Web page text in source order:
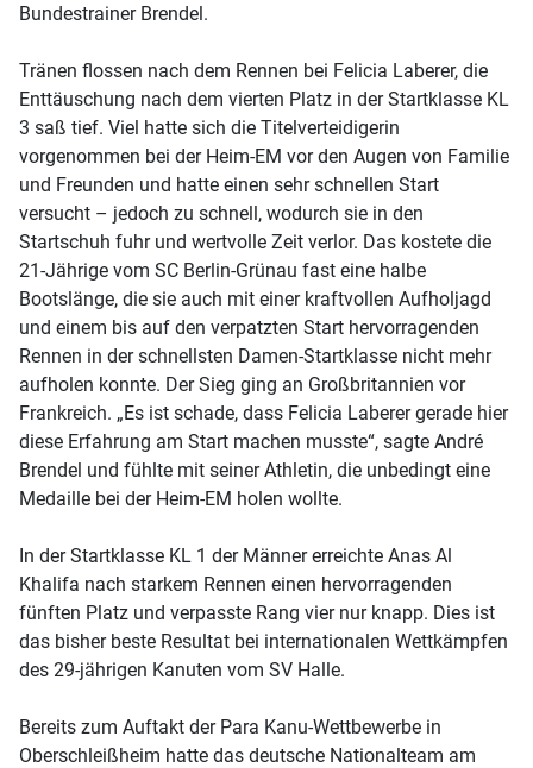
Bundestrainer Brendel.
Tränen flossen nach dem Rennen bei Felicia Laberer, die
Enttäuschung nach dem vierten Platz in der Startklasse KL
3 saß tief. Viel hatte sich die Titelverteidigerin
vorgenommen bei der Heim-EM vor den Augen von Familie
und Freunden und hatte einen sehr schnellen Start
versucht – jedoch zu schnell, wodurch sie in den
Startschuh fuhr und wertvolle Zeit verlor. Das kostete die
21-Jährige vom SC Berlin-Grünau fast eine halbe
Bootslänge, die sie auch mit einer kraftvollen Aufholjagd
und einem bis auf den verpatzten Start hervorragenden
Rennen in der schnellsten Damen-Startklasse nicht mehr
aufholen konnte. Der Sieg ging an Großbritannien vor
Frankreich. „Es ist schade, dass Felicia Laberer gerade hier
diese Erfahrung am Start machen musste“, sagte André
Brendel und fühlte mit seiner Athletin, die unbedingt eine
Medaille bei der Heim-EM holen wollte.
In der Startklasse KL 1 der Männer erreichte Anas Al
Khalifa nach starkem Rennen einen hervorragenden
fünften Platz und verpasste Rang vier nur knapp. Dies ist
das bisher beste Resultat bei internationalen Wettkämpfen
des 29-jährigen Kanuten vom SV Halle.
Bereits zum Auftakt der Para Kanu-Wettbewerbe in
Oberschleißheim hatte das deutsche Nationalteam am